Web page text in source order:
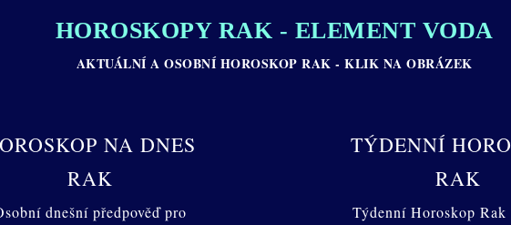
HOROSKOPY RAK - ELEMENT VODA
AKTUÁLNÍ A OSOBNÍ HOROSKOP RAK - KLIK NA OBRÁZEK
NA DNES
RAK
dnešní předpověď pro
TÝDENNÍ
RAK
Týdenní Horoskop Rak